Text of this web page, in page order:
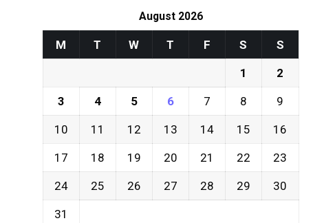
August 2026
M T W T F S S
1 2
3 4 5 6 7 8 9
10 11 12 13 14 15 16
17 18 19 20 21 22 23
24 25 26 27 28 29 30
31